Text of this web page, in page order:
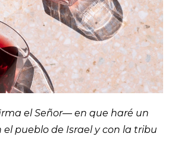
el Señor— en que haré un
pueblo de Israel y con la tribu